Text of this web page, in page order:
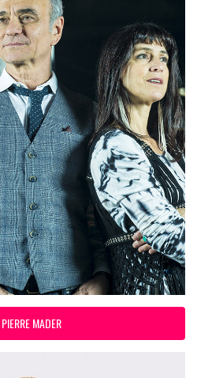
MADER